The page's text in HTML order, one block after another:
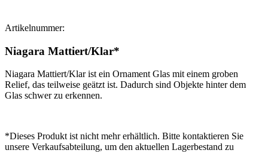
Artikelnummer:
Niagara Mattiert/Klar*
Niagara Mattiert/Klar ist ein Ornament Glas mit einem groben
Relief, das teilweise geätzt ist. Dadurch sind Objekte hinter dem
Glas schwer zu erkennen.
*Dieses Produkt ist nicht mehr erhältlich. Bitte kontaktieren Sie
unsere Verkaufsabteilung, um den aktuellen Lagerbestand zu